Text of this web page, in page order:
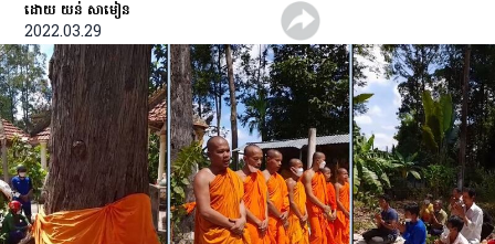
ដោយ យន់ សាមៀន
2022.03.29